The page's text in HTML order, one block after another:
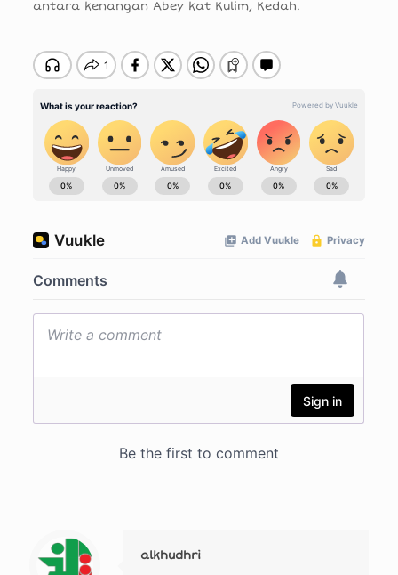
antara kenangan Abey kat Kulim, Kedah.
alkhudhri